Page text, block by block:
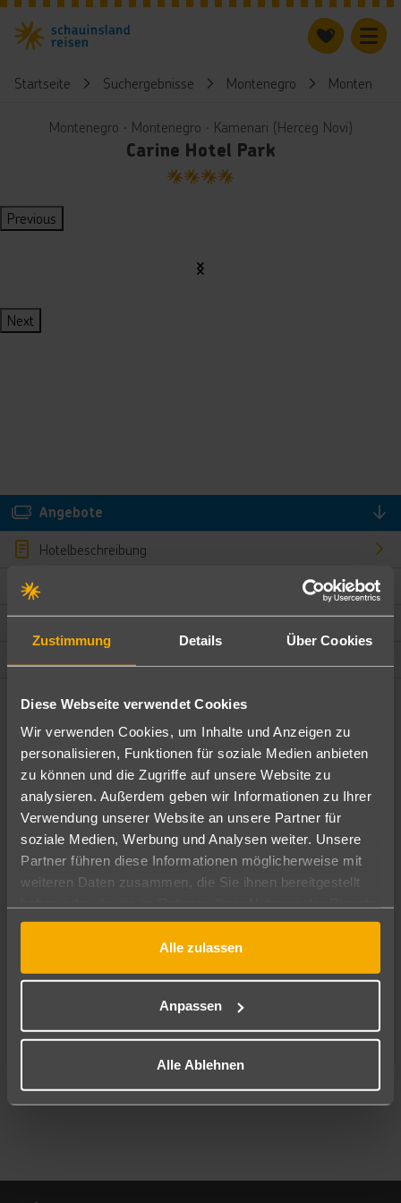
Zustimmung Details Über Cookies
Diese Webseite verwendet Cookies
Wir verwenden Cookies, um Inhalte und Anzeigen zu
personalisieren, Funktionen für soziale Medien anbieten
zu können und die Zugriffe auf unsere Website zu
analysieren. Außerdem geben wir Informationen zu Ihrer
Verwendung unserer Website an unsere Partner für
soziale Medien, Werbung und Analysen weiter. Unsere
Partner führen diese Informationen möglicherweise mit
weiteren Daten zusammen, die Sie ihnen bereitgestellt
gesammelt haben.
Alle zulassen
Anpassen
Alle Ablehnen
Startseite Suchergebnisse Montenegro Montenegro
Montenegro ∙ Montenegro ∙ Kamenari (Herceg Novi)
Carine Hotel Park
4
Previous
Next
Angebote
Hotelbeschreibung
Bewertungen
Ändere die Kriterien nach deinen Wünschen
Pauschal Nur Hotel
Abflughafen
Alle Abflughäfen
09.08.26–07.08.27 7-21 Nächte
Mehr Filter anzeigen